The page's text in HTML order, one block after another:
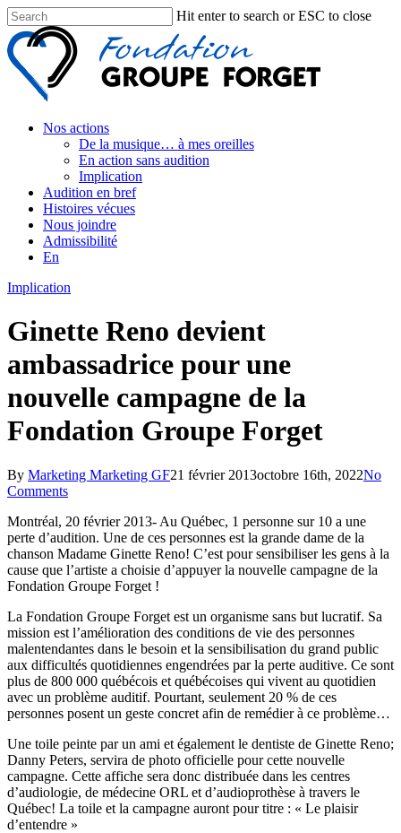
Hit enter to search or ESC to close
Nos actions
De la musique… à mes oreilles
En action sans audition
Implication
Audition en bref
Histoires vécues
Nous joindre
Admissibilité
En
Implication
Ginette Reno devient
ambassadrice pour une
nouvelle campagne de la
Fondation Groupe Forget
By Marketing Marketing GF21 février 2013octobre 16th, 2022No
Comments
Montréal, 20 février 2013- Au Québec, 1 personne sur 10 a une
perte d’audition. Une de ces personnes est la grande dame de la
chanson Madame Ginette Reno! C’est pour sensibiliser les gens à la
cause que l’artiste a choisie d’appuyer la nouvelle campagne de la
Fondation Groupe Forget !
La Fondation Groupe Forget est un organisme sans but lucratif. Sa
mission est l’amélioration des conditions de vie des personnes
malentendantes dans le besoin et la sensibilisation du grand public
aux difficultés quotidiennes engendrées par la perte auditive. Ce sont
plus de 800 000 québécois et québécoises qui vivent au quotidien
avec un problème auditif. Pourtant, seulement 20 % de ces
personnes posent un geste concret afin de remédier à ce problème…
Une toile peinte par un ami et également le dentiste de Ginette Reno;
Danny Peters, servira de photo officielle pour cette nouvelle
campagne. Cette affiche sera donc distribuée dans les centres
d’audiologie, de médecine ORL et d’audioprothèse à travers le
Québec! La toile et la campagne auront pour titre : « Le plaisir
d’entendre »